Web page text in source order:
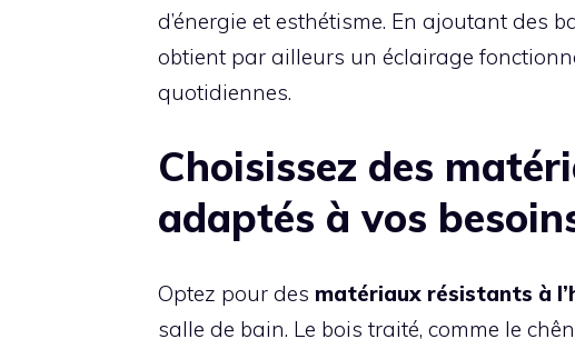
d’énergie et esthétisme. En ajoutant des
obtient par ailleurs un éclairage
quotidiennes.
Choisissez des
adaptés à vos
Optez pour des matériaux résistants à
salle de bain. Le bois traité, comme le